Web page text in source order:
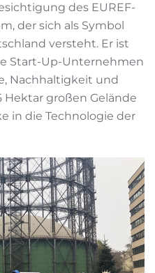
des EUREF-
der sich als Symbol
versteht. Er ist
Start-Up-Unternehmen
Nachhaltigkeit und
Hektar großen Gelände
in die Technologie der